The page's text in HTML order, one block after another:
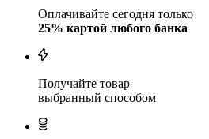
Оплачивайте сегодня только
25% картой любого банка
Получайте товар
выбранный способом